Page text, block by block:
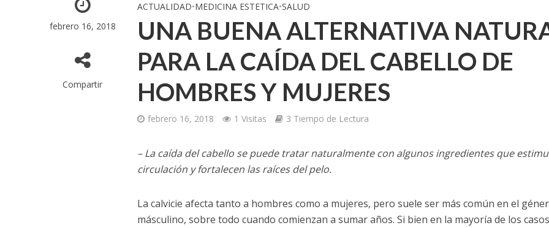
febrero 16, 2018
Compartir
ACTUALIDAD•MEDICINA ESTETICA•SALUD
UNA BUENA ALTERNATIVA
PARA LA CAÍDA DEL CABELLO DE
HOMBRES Y MUJERES
febrero 16, 2018 1 Visitas 3 Tiempo de Lectura
– La caída del cabello se puede tratar naturalmente con algunos ingredientes que
circulación y fortalecen las raíces del pelo.
La calvicie afecta tanto a hombres como a mujeres, pero suele ser más común en el
másculino, sobre todo cuando comienzan a sumar años. Si bien en la mayoría de los casos